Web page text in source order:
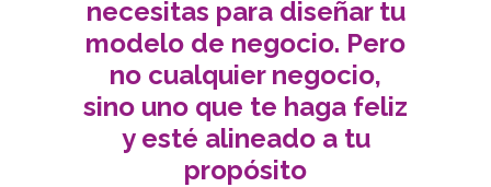
necesitas para diseñar tu
modelo de negocio. Pero
no cualquier negocio,
sino uno que te haga feliz
y esté alineado a tu
propósito